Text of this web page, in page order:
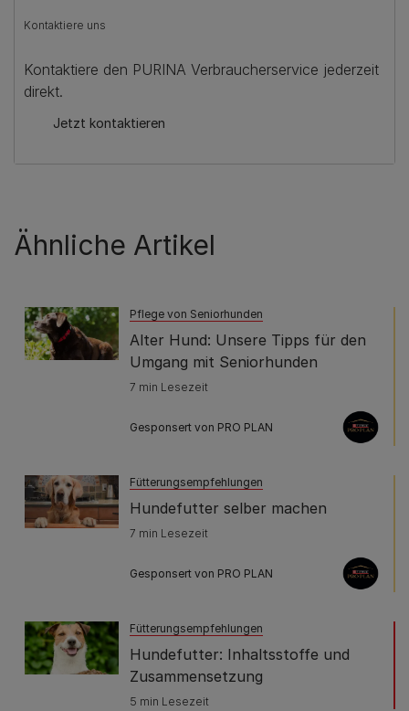
Kontaktiere uns
Kontaktiere den PURINA Verbraucherservice jederzeit
direkt.
Jetzt kontaktieren
Ähnliche Artikel
Pflege von Seniorhunden
Alter Hund: Unsere Tipps für den
Umgang mit Seniorhunden
7 min Lesezeit
Gesponsert von PRO PLAN
Fütterungsempfehlungen
Hundefutter selber machen
7 min Lesezeit
Gesponsert von PRO PLAN
Fütterungsempfehlungen
Hundefutter: Inhaltsstoffe und
Zusammensetzung
5 min Lesezeit